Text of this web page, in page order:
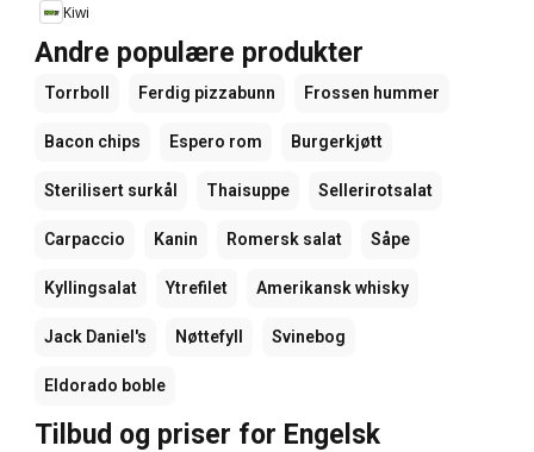
Kiwi
Andre populære produkter
Torrboll Ferdig pizzabunn Frossen hummer
Bacon chips Espero rom Burgerkjøtt
Sterilisert surkål Thaisuppe Sellerirotsalat
Carpaccio Kanin Romersk salat Såpe
Kyllingsalat Ytrefilet Amerikansk whisky
Jack Daniel's Nøttefyll Svinebog
Eldorado boble
Tilbud og priser for Engelsk